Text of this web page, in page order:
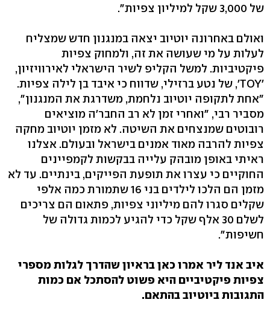
של 3,000 שקל למיליון צפיות".
ואולם באחרונה יוטיוב יצאה במנגנון חדש שמצליח
לעלות על מי שעושה את זה, ולמחוק צפיות
פיקטיביות. למשל הקליפ לשיר הישראלי לאירוויזיון,
'TOY', של נטע ברזילי, שדווח כי איבד בן לילה צפיות.
"אחת לתקופה יוטיוב נלחמת, משדרגת את המנגנון",
מסביר רבי, "ואחרי זמן לא רב החבר'ה מוציאים
רובוטים שמנצחים את השיטה. לא מזמן יוטיוב מחקה
צפיות להרבה מאוד אמנים בישראל ובעולם. אצלנו
ראיתי באופן מובהק עלייה בבקשות לקמפיינים
החוקיים כי עצרו את תופעת הפייקים, בינתיים. עד לא
מזמן הם הלכו לילדים בני 16 שתמורת כמה אלפי
שקלים סגרו להם מיליוני צפיות, פתאום הם צריכים
לשלם 30 אלף שקל כדי להגיע לכמות גדולה של
חשיפות".
איב אנד ליר אמרו כאן בראיון שהדרך לגלות מספרי
צפיות פיקטיביים היא פשוט להסתכל אם כמות
התגובות ביוטיוב בהתאם.